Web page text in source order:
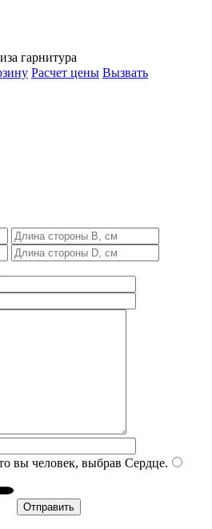
гарнитура
Расчет цены Вызвать
вы человек, выбрав Сердце.